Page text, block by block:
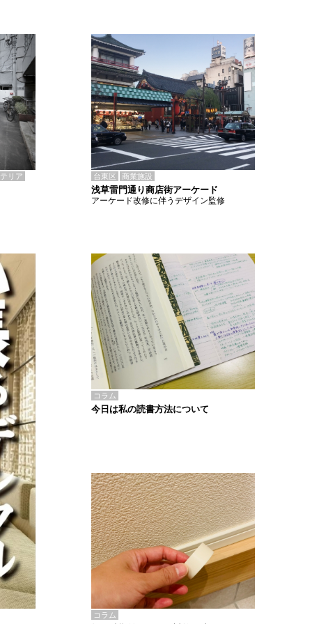
リア 台東区 商業施設
浅草雷門通り商店街アーケード
アーケード改修に伴うデザイン監修
コラム
今日は私の読書方法について
コラム